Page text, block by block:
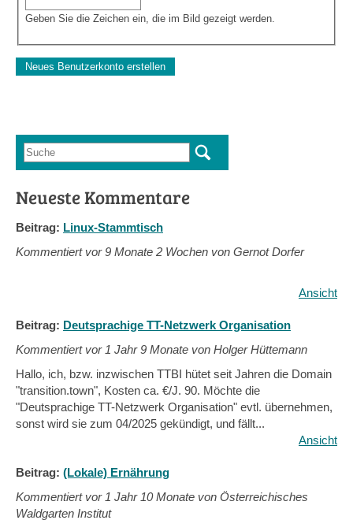
Geben Sie die Zeichen ein, die im Bild gezeigt werden.
Suchformular
Suche
Neueste Kommentare
Beitrag: Linux-Stammtisch
Kommentiert vor9 Monate 2 Wochen von Gernot Dorfer
Ansicht
Beitrag: Deutsprachige TT-Netzwerk Organisation
Kommentiert vor 1 Jahr 9 Monate von Holger Hüttemann
Hallo, ich, bzw. inzwischen TTBI hütet seit Jahren die Domain
"transition.town", Kosten ca. €/J. 90. Möchte die
"Deutsprachige TT-Netzwerk Organisation" evtl. übernehmen,
sonst wird sie zum 04/2025 gekündigt, und fällt...
Ansicht
Beitrag: (Lokale) Ernährung
Kommentiert vor 1 Jahr 10 Monate von Österreichisches
Waldgarten Institut